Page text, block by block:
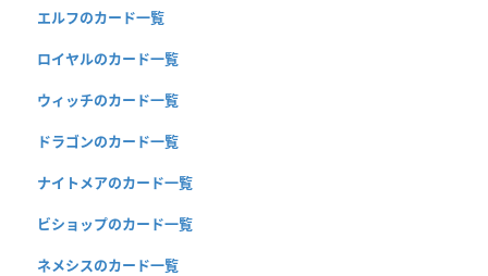
エルフのカード一覧
ロイヤルのカード一覧
ウィッチのカード一覧
ドラゴンのカード一覧
ナイトメアのカード一覧
ビショップのカード一覧
ネメシスのカード一覧